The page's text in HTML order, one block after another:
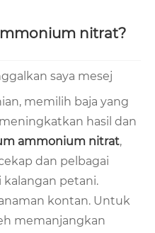
nitrat?
saya mesej
memilih baja yang
hasil dan
ammonium nitrat,
dan pelbagai
kalangan petani.
kontan. Untuk
memanjangkan